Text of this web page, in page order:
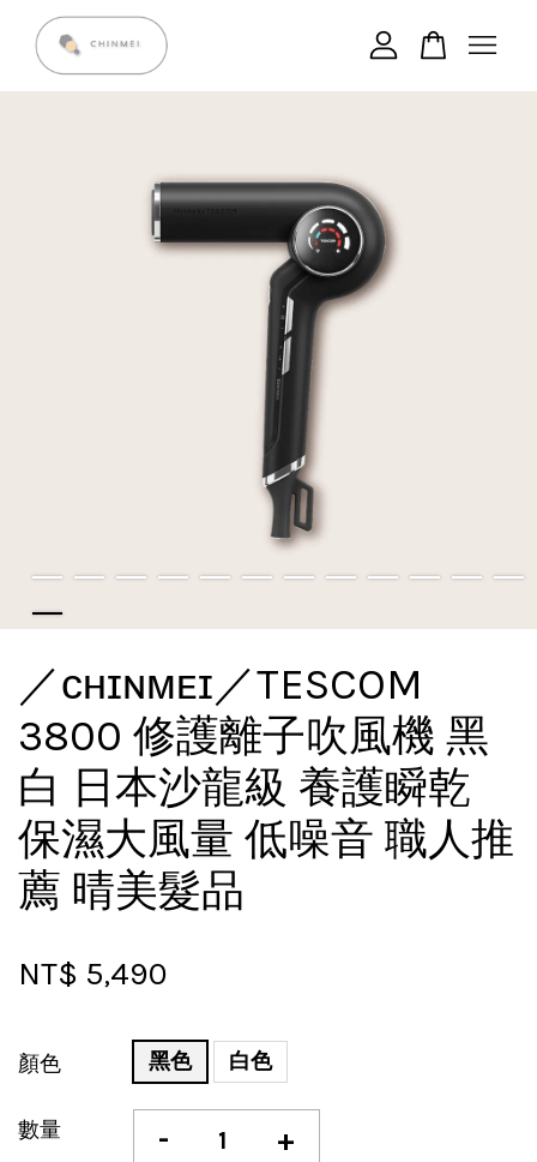
／ᴄʜɪɴᴍᴇɪ／TESCOM
3800 修護離子吹風機 黑
白 日本沙龍級 養護瞬乾
保濕大風量 低噪音 職人推
薦 晴美髮品
NT$ 5,490
顏色 黑色 白色
數量 - +
繼續購物